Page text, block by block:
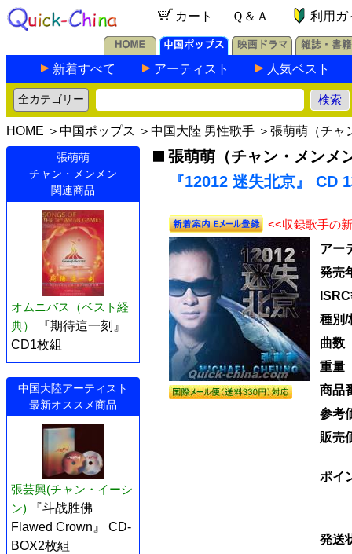
カート Ｑ＆Ａ 利用ガ
新着すべて アーティスト 人気ベスト
HOME ＞ 中国ポップス ＞ 中国大陸 男性歌手 ＞ 張萌萌（チャ
張萌萌
チャン・メンメン
関連商品
オムニバス（ベスト経
典）
『期待這一刻』
CD1枚組
中国大陸アーティスト
最新オススメ商品
張芸興(チャン・イーシ
ン)
『斗战胜佛
Flawed Crown』 CD-
BOX2枚組
張萌萌（チャン・メンメ
『12012 迷失北京』 CD
<<収録歌手の
アー
発売
種別/
曲数
重量
商品
参考
販売
ポイ
発送